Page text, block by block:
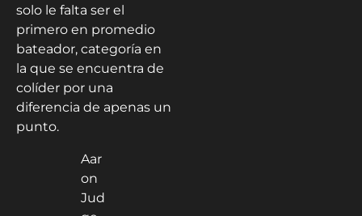
solo le falta ser el
primero en promedio
bateador, categoría en
la que se encuentra de
colíder por una
diferencia de apenas un
punto.
Aar
on
Jud